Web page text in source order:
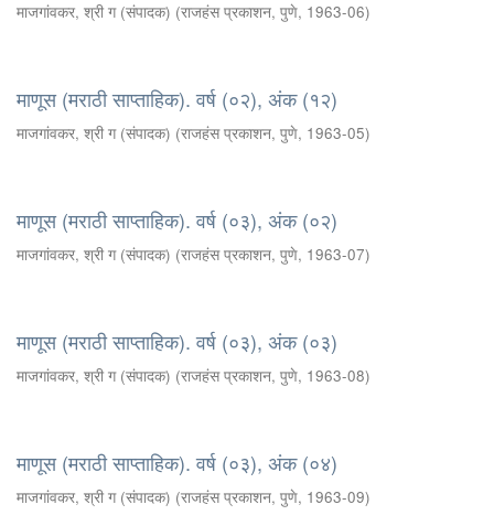
माजगांवकर, श्री ग (संपादक) (राजहंस प्रकाशन, पुणे, 1963-06)
माणूस (मराठी साप्ताहिक). वर्ष (०२), अंक (१२)
माजगांवकर, श्री ग (संपादक) (राजहंस प्रकाशन, पुणे, 1963-05)
माणूस (मराठी साप्ताहिक). वर्ष (०३), अंक (०२)
माजगांवकर, श्री ग (संपादक) (राजहंस प्रकाशन, पुणे, 1963-07)
माणूस (मराठी साप्ताहिक). वर्ष (०३), अंक (०३)
माजगांवकर, श्री ग (संपादक) (राजहंस प्रकाशन, पुणे, 1963-08)
माणूस (मराठी साप्ताहिक). वर्ष (०३), अंक (०४)
माजगांवकर, श्री ग (संपादक) (राजहंस प्रकाशन, पुणे, 1963-09)